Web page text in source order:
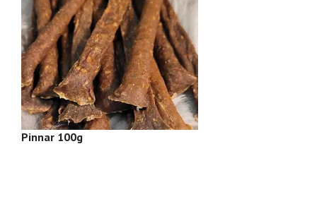
Pinnar 100g